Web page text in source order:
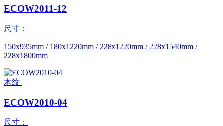
ECOW2011-12
尺寸：
150x935mm / 180x1220mm / 228x1220mm / 228x1540mm /
228x1800mm
木纹
ECOW2010-04
尺寸：